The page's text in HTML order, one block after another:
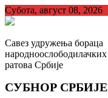
Skip
to
Субота, август 08, 2026
Савез удружења бораца
народноослободилачких
ратова Србије
СУБНОР СРБИЈЕ